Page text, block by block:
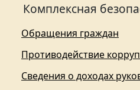
Комплексная
Обращения граждан
Противодействие
Сведения о доходах